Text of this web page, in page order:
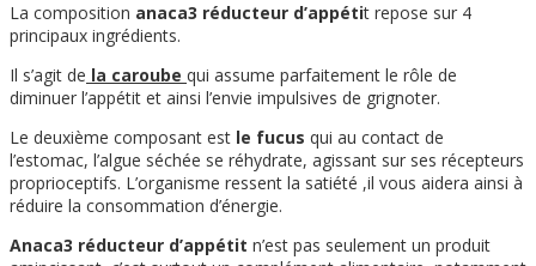
La composition anaca3 réducteur d’appétit repose sur 4
principaux ingrédients.
Il s’agit de la caroube qui assume parfaitement le rôle de
diminuer l’appétit et ainsi l’envie impulsives de grignoter.
Le deuxième composant est le fucus qui au contact de
l’estomac, l’algue séchée se réhydrate, agissant sur ses récepteurs
proprioceptifs. L’organisme ressent la satiété ,il vous aidera ainsi à
réduire la consommation d’énergie.
Anaca3 réducteur d’appétit n’est pas seulement un produit